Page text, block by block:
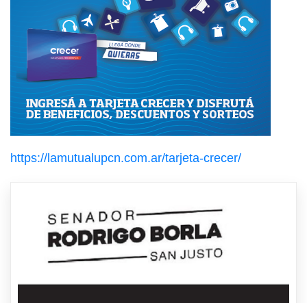
https://lamutualupcn.com.ar/tarjeta-crecer/